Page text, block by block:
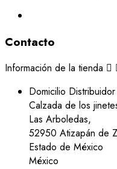
Contacto
Información de la tienda 
Domicilio
Calzada de los
Las Arboledas,
52950 Atizapán de
Estado de México
México